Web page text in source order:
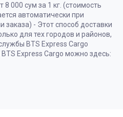
8 000 сум за 1 кг. (стоимость
автоматически при
заказа) - Этот способ доставки
для тех городов и районов,
BTS Express Cargo
Express Cargo можно здесь: